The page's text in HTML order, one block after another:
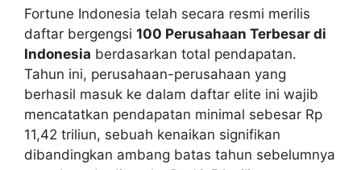
Fortune Indonesia telah secara resmi merilis
daftar bergengsi 100 Perusahaan Terbesar di
Indonesia berdasarkan total pendapatan.
Tahun ini, perusahaan-perusahaan yang
berhasil masuk ke dalam daftar elite ini wajib
mencatatkan pendapatan minimal sebesar Rp
11,42 triliun, sebuah kenaikan signifikan
dibandingkan ambang batas tahun sebelumnya